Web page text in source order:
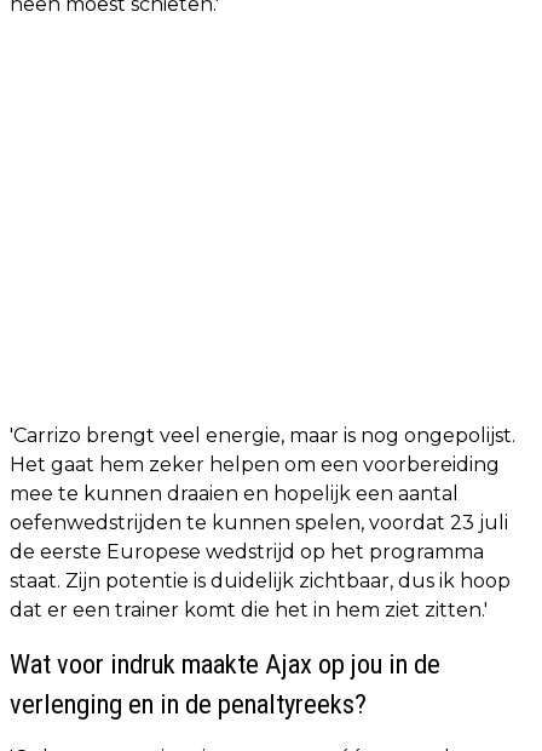
'Carrizo brengt veel energie, maar is nog ongepolijst.
Het gaat hem zeker helpen om een voorbereiding
mee te kunnen draaien en hopelijk een aantal
oefenwedstrijden te kunnen spelen, voordat 23 juli
de eerste Europese wedstrijd op het programma
staat. Zijn potentie is duidelijk zichtbaar, dus ik hoop
dat er een trainer komt die het in hem ziet zitten.'
Wat voor indruk maakte Ajax op jou in de
verlenging en in de penaltyreeks?